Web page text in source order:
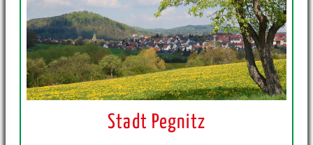
Stadt Pegnitz